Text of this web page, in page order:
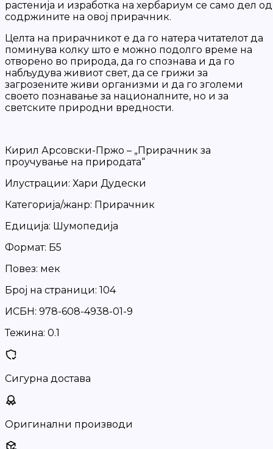
растенија и изработка на хербариум се само дел од
содржините на овој прирачник.
Целта на прирачникот е да го натера читателот да
поминува колку што е можно подолго време на
отворено во природа, да го спознава и да го
набљудува живиот свет, да се грижи за
загрозените живи организми и да го зголеми
своето познавање за националните, но и за
светските природни вредности.
Кирил Арсовски-Пржо – „Прирачник за
проучување на природата“
Илустрации: Хари Дудески
Категорија/жанр: Прирачник
Едиција: Шумопедија
Формат: Б5
Повез: мек
Број на страници: 104
ИСБН: 978-608-4938-01-9
Тежина: 0.1
Сигурна достава
Оригинални производи